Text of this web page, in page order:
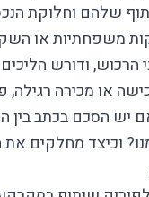
שלהם וחלוקת
משפחתיות או
הרכוש, ודורש
או מכירה
יש הסכם בכתב בין
וכיצד מחלקים